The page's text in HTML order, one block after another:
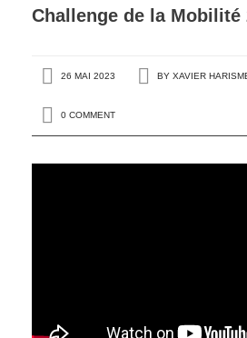
Challenge de la Mobilité
26 MAI 2023 BY XAVIER
0 COMMENT